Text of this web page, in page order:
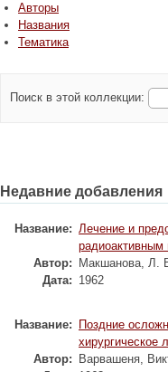
Авторы
Названия
Тематика
Поиск в этой коллекции:
Недавние добавления
Название: Лечение и
радиоактивным
Автор:
Макшанова, Л.
Дата: 1962
Название:
Поздние
хирургическое
Автор:
Варвашеня,